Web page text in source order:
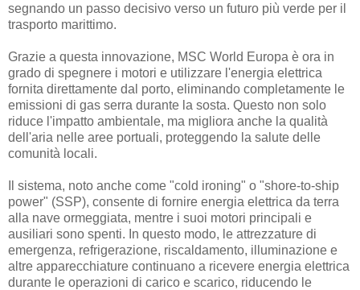
segnando un passo decisivo verso un futuro più verde per il
trasporto marittimo.
Grazie a questa innovazione, MSC World Europa è ora in
grado di spegnere i motori e utilizzare l'energia elettrica
fornita direttamente dal porto, eliminando completamente le
emissioni di gas serra durante la sosta. Questo non solo
riduce l'impatto ambientale, ma migliora anche la qualità
dell'aria nelle aree portuali, proteggendo la salute delle
comunità locali.
Il sistema, noto anche come "cold ironing" o "shore-to-ship
power" (SSP), consente di fornire energia elettrica da terra
alla nave ormeggiata, mentre i suoi motori principali e
ausiliari sono spenti. In questo modo, le attrezzature di
emergenza, refrigerazione, riscaldamento, illuminazione e
altre apparecchiature continuano a ricevere energia elettrica
durante le operazioni di carico e scarico, riducendo le